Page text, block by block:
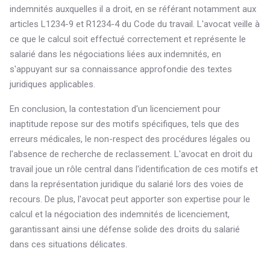
indemnités auxquelles il a droit, en se référant notamment aux
articles L1234-9 et R1234-4 du Code du travail. L'avocat veille à
ce que le calcul soit effectué correctement et représente le
salarié dans les négociations liées aux indemnités, en
s'appuyant sur sa connaissance approfondie des textes
juridiques applicables.
En conclusion, la contestation d'un licenciement pour
inaptitude repose sur des motifs spécifiques, tels que des
erreurs médicales, le non-respect des procédures légales ou
l'absence de recherche de reclassement. L'avocat en droit du
travail joue un rôle central dans l'identification de ces motifs et
dans la représentation juridique du salarié lors des voies de
recours. De plus, l'avocat peut apporter son expertise pour le
calcul et la négociation des indemnités de licenciement,
garantissant ainsi une défense solide des droits du salarié
dans ces situations délicates.